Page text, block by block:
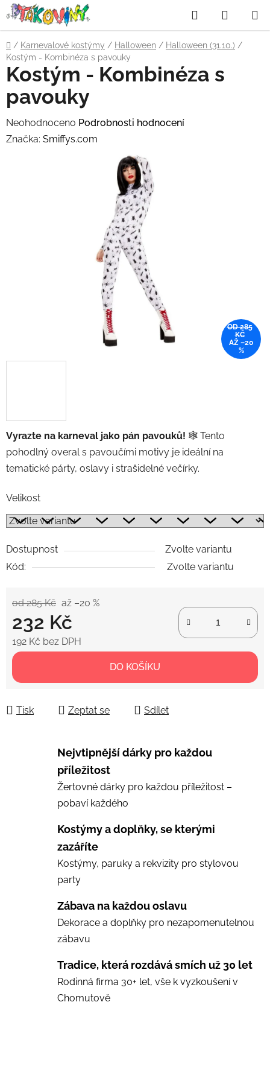
Přejít
na
obsah
Hledat
KOŠÍK
Domů
/ Karnevalové kostýmy / Halloween / Halloween (31.10.) /
Kostým - Kombinéza s pavouky
Vyrazte na karneval jako pán pavouků! 🕸 Tento
pohodlný overal s pavoučími motivy je ideální na
tematické párty, oslavy i strašidelné večírky.
Velikost
Dostupnost
Zvolte variantu
Kód:
Zvolte variantu
od 285 Kč až –20 %
232 Kč
192 Kč bez DPH
Měrná cena:
DO KOŠÍKU
Tisk Zeptat se Sdílet
Kostým - Kombinéza s
pavouky
Průměrné
hodnocení
Neohodnoceno Podrobnosti hodnocení
Značka: Smiffys.com
OD 285
KČ
AŽ –20
%
Nejvtipnější dárky pro každou
příležitost
Žertovné dárky pro každou příležitost –
pobaví každého
Kostýmy a doplňky, se kterými
zazáříte
Kostýmy, paruky a rekvizity pro stylovou
party
Zábava na každou oslavu
Dekorace a doplňky pro nezapomenutelnou
zábavu
Tradice, která rozdává smích už 30 let
Rodinná firma 30+ let, vše k vyzkoušení v
Chomutově